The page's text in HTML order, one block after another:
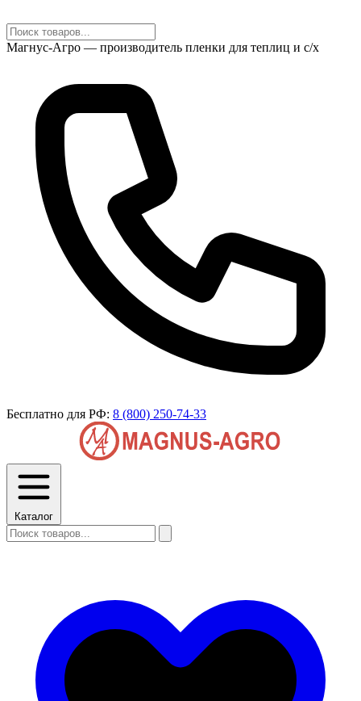
Магнус-Агро — производитель пленки для теплиц и с/х
Бесплатно для РФ: 8 (800) 250-74-33
Каталог